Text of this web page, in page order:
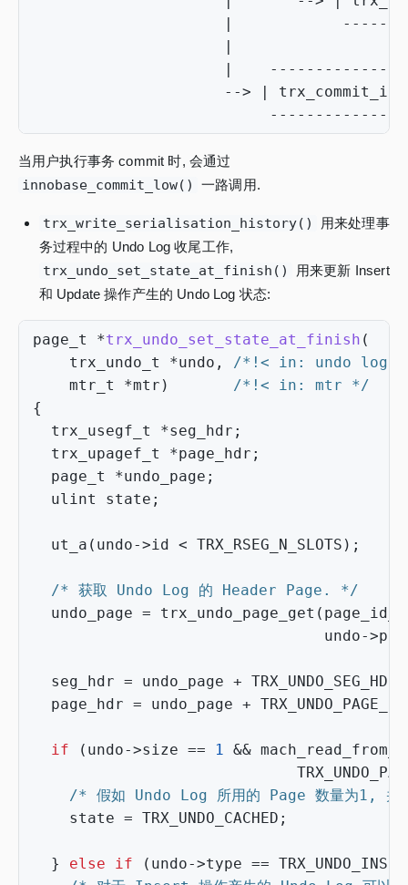
-->
当用户执行事务 commit 时, 会通过
innobase_commit_low() 一路调用.
trx_write_serialisation_history()
用来处理事
务过程中的 Undo Log 收尾工作,
trx_undo_set_state_at_finish()
用来更新 Insert
和 Update 操作产生的 Undo Log 状态:
page_t *trx_undo_set_state_at_finish (
trx_undo_t
*undo ,
/*!< in: undo log
mtr_t
*mtr )
/*!< in: mtr */
{
trx_usegf_t
*seg_hdr ;
trx_upagef_t
*page_hdr ;
page_t
*undo_page ;
ulint
state ;
ut_a ( undo->id < TRX_RSEG_N_SLOTS );
/* 获取 Undo Log 的 Header Page. */
undo_page = trx_undo_page_get ( page_id_t
undo->
seg_hdr = undo_page + TRX_UNDO_SEG_HDR
page_hdr = undo_page +
if ( undo->size == 1 && mach_read_from_2
/* 假如 Undo Log 所用的 Page 数量为1, 并
state = TRX_UNDO_CACHED ;
} else if ( undo->type ==